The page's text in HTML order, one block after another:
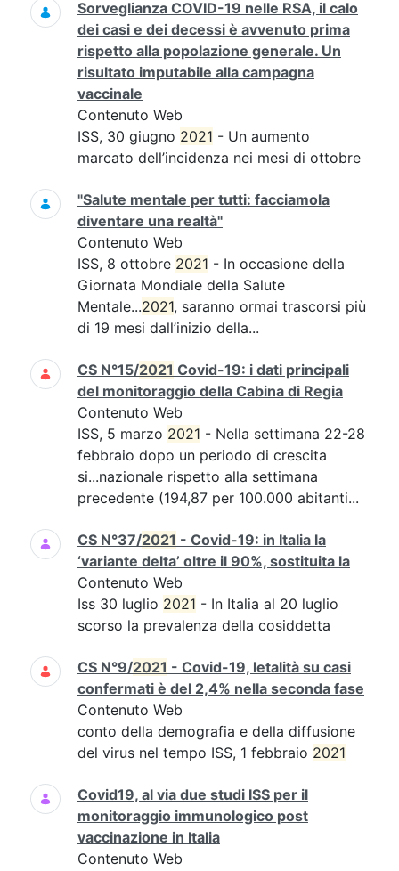
Sorveglianza COVID-19 nelle RSA, il calo
dei casi e dei decessi è avvenuto prima
rispetto alla popolazione generale. Un
risultato imputabile alla campagna
vaccinale
Contenuto Web
ISS, 30 giugno 2021 - Un aumento
marcato dell’incidenza nei mesi di ottobre
"Salute mentale per tutti: facciamola
diventare una realtà"
Contenuto Web
ISS, 8 ottobre 2021 - In occasione della
Giornata Mondiale della Salute
Mentale...2021, saranno ormai trascorsi più
di 19 mesi dall’inizio della...
CS N°15/2021 Covid-19: i dati principali
del monitoraggio della Cabina di Regia
Contenuto Web
ISS, 5 marzo 2021 - Nella settimana 22-28
febbraio dopo un periodo di crescita
si...nazionale rispetto alla settimana
precedente (194,87 per 100.000 abitanti...
CS N°37/2021 - Covid-19: in Italia la
‘variante delta’ oltre il 90%, sostituita la
Contenuto Web
Iss 30 luglio 2021 - In Italia al 20 luglio
scorso la prevalenza della cosiddetta
CS N°9/2021 - Covid-19, letalità su casi
confermati è del 2,4% nella seconda fase
Contenuto Web
conto della demografia e della diffusione
del virus nel tempo ISS, 1 febbraio 2021
Covid19, al via due studi ISS per il
monitoraggio immunologico post
vaccinazione in Italia
Contenuto Web